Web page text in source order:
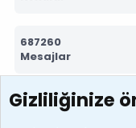
687260
Mesajlar
7388
Kullanıcılar
Gizliliğinize